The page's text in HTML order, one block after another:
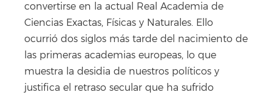
convertirse en la actual Real Academia de
Ciencias Exactas, Físicas y Naturales. Ello
ocurrió dos siglos más tarde del nacimiento de
las primeras academias europeas, lo que
muestra la desidia de nuestros políticos y
justifica el retraso secular que ha sufrido